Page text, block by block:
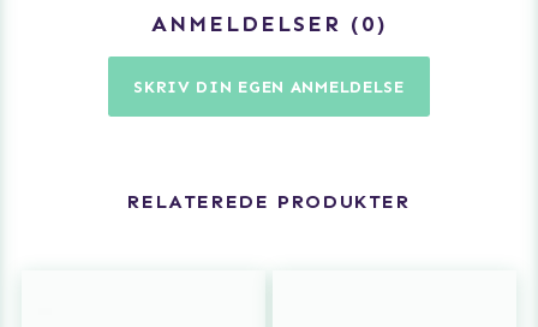
ANMELDELSER 0
SKRIV DIN EGEN ANMELDELSE
RELATEREDE PRODUKTER